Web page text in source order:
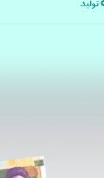
تولید